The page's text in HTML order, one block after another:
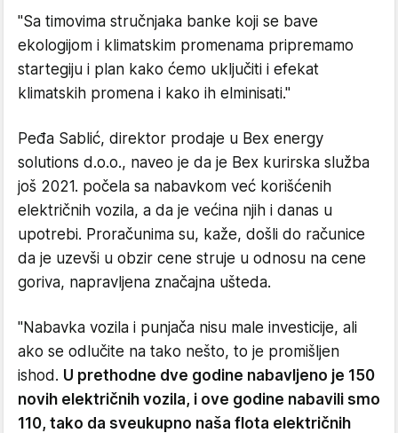
"Sa timovima stručnjaka banke koji se bave
ekologijom i klimatskim promenama pripremamo
startegiju i plan kako ćemo uključiti i efekat
klimatskih promena i kako ih elminisati."
Peđa Sablić, direktor prodaje u Bex energy
solutions d.o.o., naveo je da je Bex kurirska služba
još 2021. počela sa nabavkom već korišćenih
električnih vozila, a da je većina njih i danas u
upotrebi. Proračunima su, kaže, došli do računice
da je uzevši u obzir cene struje u odnosu na cene
goriva, napravljena značajna ušteda.
"Nabavka vozila i punjača nisu male investicije, ali
ako se odlučite na tako nešto, to je promišljen
ishod. U prethodne dve godine nabavljeno je 150
novih električnih vozila, i ove godine nabavili smo
110, tako da sveukupno naša flota električnih